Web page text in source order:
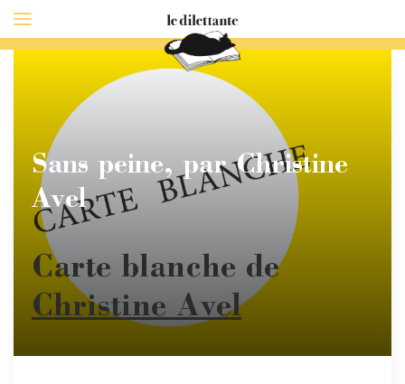
Sans peine, par Christine
Avel
Carte blanche de
Christine Avel